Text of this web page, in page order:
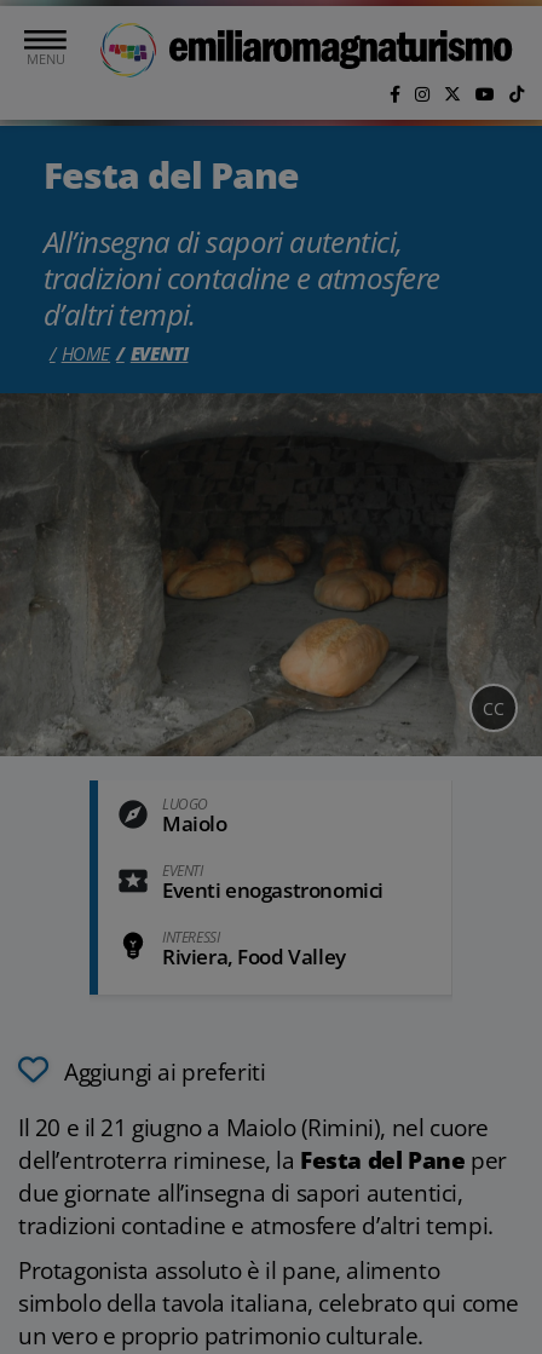
Vai al contenuto principale
MENU
Festa del Pane
All’insegna di sapori autentici,
tradizioni contadine e atmosfere
d’altri tempi.
HOME EVENTI
CC
LUOGO
Maiolo
EVENTI
Eventi enogastronomici
INTERESSI
Riviera, Food Valley
Aggiungi ai preferiti
Il 20 e il 21 giugno a Maiolo (Rimini), nel cuore
dell’entroterra riminese, la Festa del Pane per
due giornate all’insegna di sapori autentici,
tradizioni contadine e atmosfere d’altri tempi.
Protagonista assoluto è il pane, alimento
simbolo della tavola italiana, celebrato qui come
un vero e proprio patrimonio culturale.